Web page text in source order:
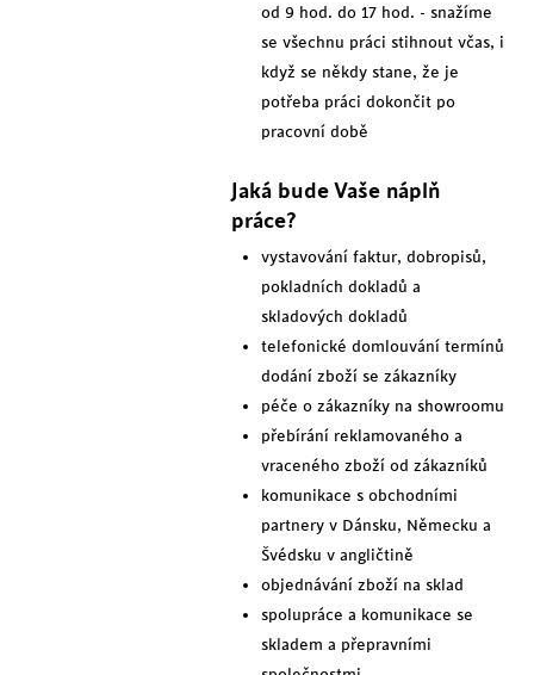
od 9 hod. do 17 hod. - snažíme
se všechnu práci stihnout včas, i
když se někdy stane, že je
potřeba práci dokončit po
pracovní době
Jaká bude Vaše náplň
práce?
vystavování faktur, dobropisů,
pokladních dokladů a
skladových dokladů
telefonické domlouvání termínů
dodání zboží se zákazníky
péče o zákazníky na showroomu
přebírání reklamovaného a
vraceného zboží od zákazníků
komunikace s obchodními
partnery v Dánsku, Německu a
Švédsku v angličtině
objednávání zboží na sklad
spolupráce a komunikace se
skladem a přepravními